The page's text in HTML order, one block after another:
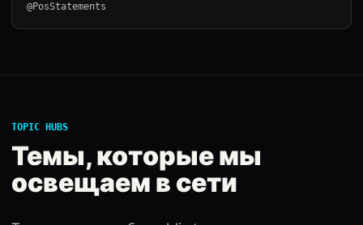
@PosStatements
TOPIC HUBS
Темы, которые мы
освещаем в сети